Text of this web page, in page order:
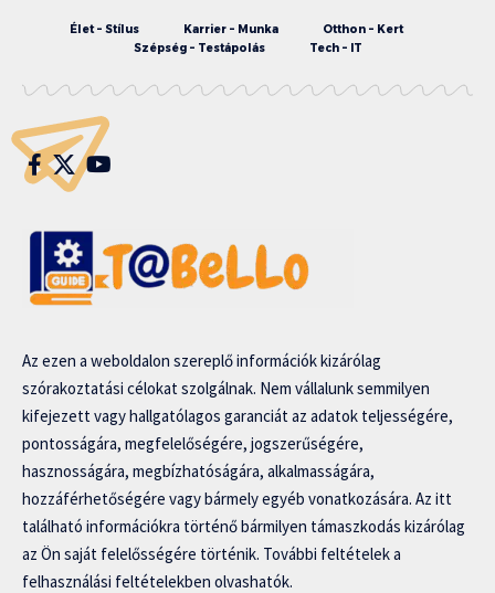
Élet – Stílus Karrier – Munka
Otthon – Kert
Szépség – Testápolás
Tech – IT
Az ezen a weboldalon szereplő információk kizárólag
szórakoztatási célokat szolgálnak. Nem vállalunk semmilyen
kifejezett vagy hallgatólagos garanciát az adatok teljességére,
pontosságára, megfelelőségére, jogszerűségére,
hasznosságára, megbízhatóságára, alkalmasságára,
hozzáférhetőségére vagy bármely egyéb vonatkozására. Az itt
található információkra történő bármilyen támaszkodás kizárólag
az Ön saját felelősségére történik. További feltételek a
felhasználási feltételekben olvashatók.